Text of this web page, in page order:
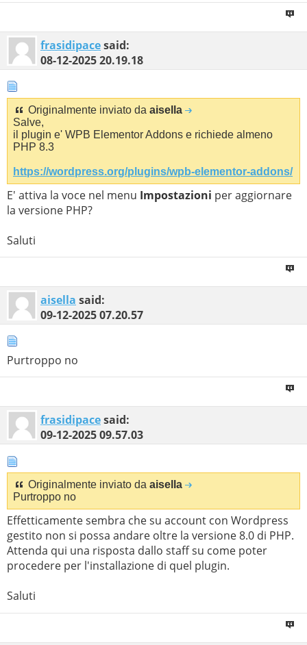
frasidipacesaid:
08-12-202520.19.18
Originalmente inviato da aisella
Salve,
il plugin e' WPB Elementor Addons e richiede almeno
PHP 8.3
https://wordpress.org/plugins/wpb-elementor-addons/
E' attiva la voce nel menu Impostazioni per aggiornare
la versione PHP?
Saluti
aisella said:
09-12-202507.20.57
Purtroppo no
frasidipacesaid:
09-12-202509.57.03
Originalmente inviato da aisella
Purtroppo no
Effetticamente sembra che su account con Wordpress
gestito non si possa andare oltre la versione 8.0 di PHP.
Attenda qui una risposta dallo staff su come poter
procedere per l'installazione di quel plugin.
Saluti